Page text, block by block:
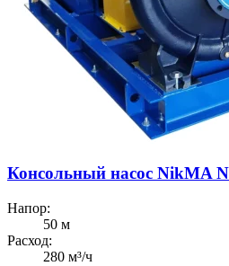
Консольный насос NikMA
Напор:
50 м
Расход:
280 м³/ч